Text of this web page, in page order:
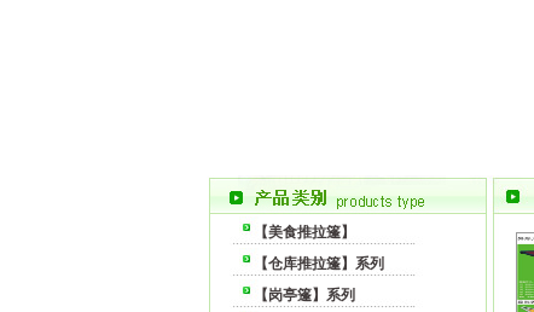
【美食推拉篷】
【仓库推拉篷】系列
【岗亭篷】系列